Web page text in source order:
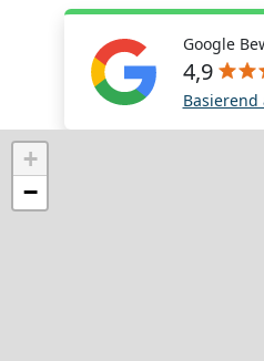
Google
4,9
Basierend
+
−